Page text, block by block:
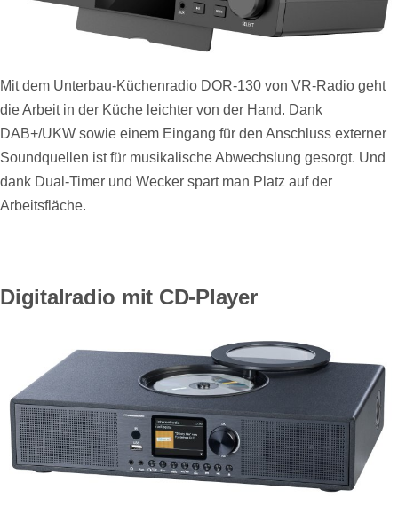
Mit dem Unterbau-Küchenradio DOR-130 von VR-Radio geht
die Arbeit in der Küche leichter von der Hand. Dank
DAB+/UKW sowie einem Eingang für den Anschluss externer
Soundquellen ist für musikalische Abwechslung gesorgt. Und
dank Dual-Timer und Wecker spart man Platz auf der
Arbeitsfläche.
Digitalradio mit CD-Player